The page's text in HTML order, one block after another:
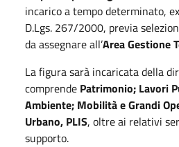
incarico a tempo determinato,
D.Lgs. 267/2000, previa
da assegnare all’Area Gestione
La figura sarà incaricata della
comprende Patrimonio; Lavori
Ambiente; Mobilità e Grandi
Urbano, PLIS, oltre ai relativi
supporto.